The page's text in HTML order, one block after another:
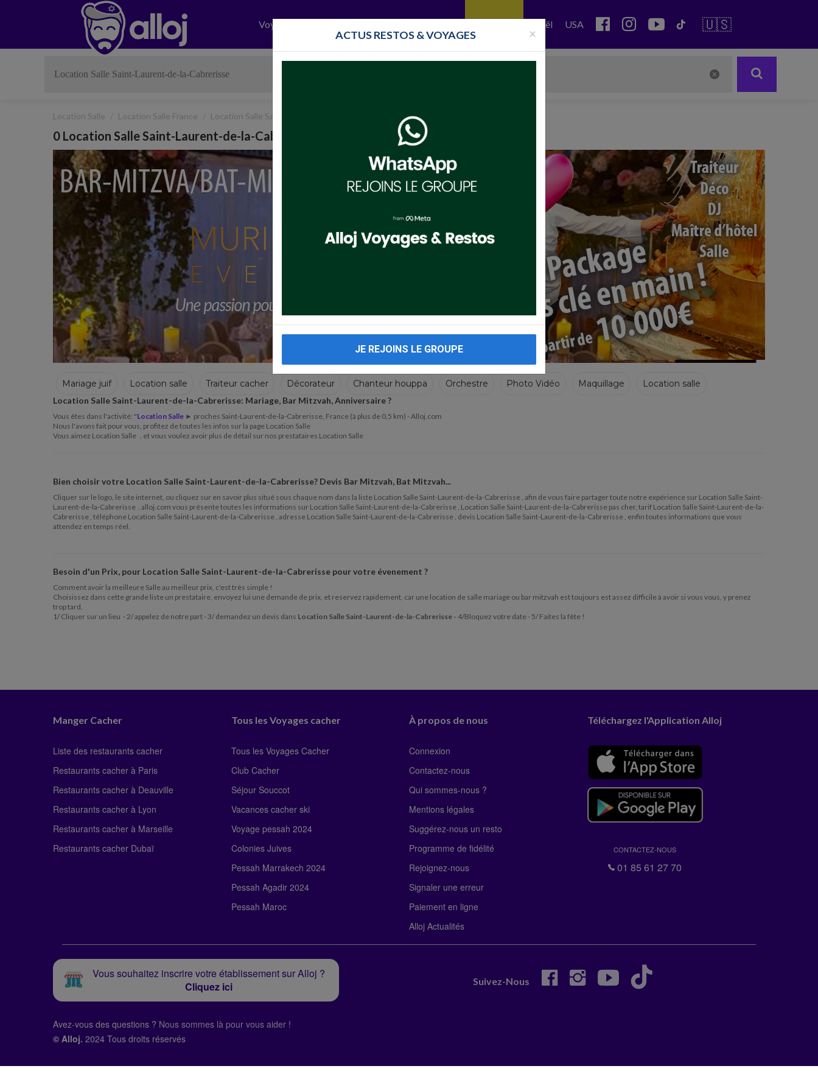
Voyages Israël USA 🇺🇸
Location Salle Location Salle France Location Salle Saint-Laurent-de-la-Cabrerisse
0 Location Salle Saint-Laurent-de-la-Cabrerisse
Mariage juif Location salle Traiteur cacher Décorateur Chanteur houppa Orchestre Photo Vidéo Maquillage Location salle
Traiteur cacher Décorateur Chanteur houppa Orchestre
Location Salle Saint-Laurent-de-la-Cabrerisse: Mariage, Bar Mitzvah, Anniversaire ?
Vous êtes dans l'activité: "Location Salle ► proches Saint-Laurent-de-la-Cabrerisse, France (à plus de 0,5 km) - Alloj.com
Nous l'avons fait pour vous, profitez de toutes les infos sur la page Location Salle
Vous aimez Location Salle , et vous voulez avoir plus de détail sur nos prestataires Location Salle
Bien choisir votre Location Salle Saint-Laurent-de-la-Cabrerisse? Devis Bar Mitzvah, Bat Mitzvah...
Cliquer sur le logo, le site internet, ou cliquez sur en savoir plus situé sous chaque nom dans la liste Location Salle Saint-Laurent-de-la-Cabrerisse , afin de vous faire partager toute notre expérience sur Location Salle Saint-
Laurent-de-la-Cabrerisse , alloj.com vous présente toutes les informations sur Location Salle Saint-Laurent-de-la-Cabrerisse , Location Salle Saint-Laurent-de-la-Cabrerisse pas cher, tarif Location Salle Saint-Laurent-de-la-
Cabrerisse , téléphone Location Salle Saint-Laurent-de-la-Cabrerisse , adresse Location Salle Saint-Laurent-de-la-Cabrerisse , devis Location Salle Saint-Laurent-de-la-Cabrerisse , enfin toutes informations que vous
attendez en temps réel.
Besoin d'un Prix, pour Location Salle Saint-Laurent-de-la-Cabrerisse pour votre évenement ?
Comment avoir la meilleure Salle au meilleur prix, c'est très simple !
Choisissez dans cette grande liste un prestataire, envoyez lui une demande de prix, et reservez rapidement, car une location de salle mariage ou bar mitzvah est toujours est assez difficile à avoir si vous vous, y prenez
trop tard.
1/ Cliquer sur un lieu - 2/ appelez de notre part - 3/ demandez un devis dans Location Salle Saint-Laurent-de-la-Cabrerisse - 4/Bloquez votre date - 5/ Faites la fête !
Manger Cacher
Liste des restaurants cacher
Restaurants cacher à Paris
Restaurants cacher à Deauville
Restaurants cacher à Lyon
Restaurants cacher à Marseille
Restaurants cacher Dubaï
Tous les Voyages cacher
Tous les Voyages Cacher
Club Cacher
Séjour Souccot
Vacances cacher ski
Voyage pessah 2024
Colonies Juives
Pessah Marrakech 2024
Pessah Agadir 2024
Pessah Maroc
À propos de nous
Connexion
Contactez-nous
Qui sommes-nous ?
Mentions légales
Suggérez-nous un resto
Programme de fidélité
Rejoignez-nous
Signaler une erreur
Paiement en ligne
Alloj Actualités
Téléchargez l'Application Alloj
CONTACTEZ-NOUS
01 85 61 27 70
Vous souhaitez inscrire votre établissement sur Alloj ?
Cliquez ici
Suivez-Nous
Avez-vous des questions ? Nous sommes là pour vous aider !
© Alloj. 2024 Tous droits réservés
×
ACTUS RESTOS & VOYAGES
JE REJOINS LE GROUPE